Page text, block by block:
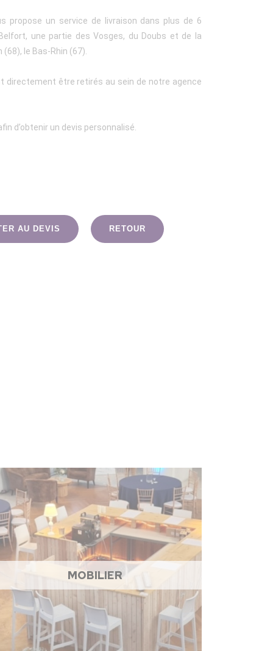
propose un service de livraison dans plus de 6
une partie des Vosges, du Doubs et de la
le Bas-Rhin (67).
directement être retirés au sein de notre agence
d’obtenir un devis personnalisé.
AU DEVIS RETOUR
MOBILIER